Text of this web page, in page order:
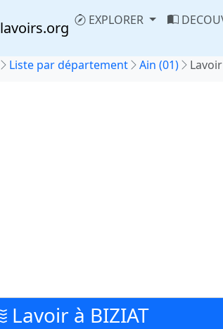
lavoirs.org EXPLORER
Accueil
Liste par département Ain (01)
Lavoir à BIZIAT